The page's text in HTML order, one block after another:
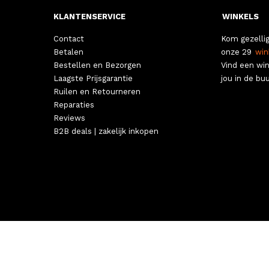
KLANTENSERVICE
Contact
Betalen
Bestellen en Bezorgen
Laagste Prijsgarantie
Ruilen en Retourneren
Reparaties
Reviews
B2B deals | zakelijk inkopen
WINKELS
Kom
onze 29
Vind een
jou in de